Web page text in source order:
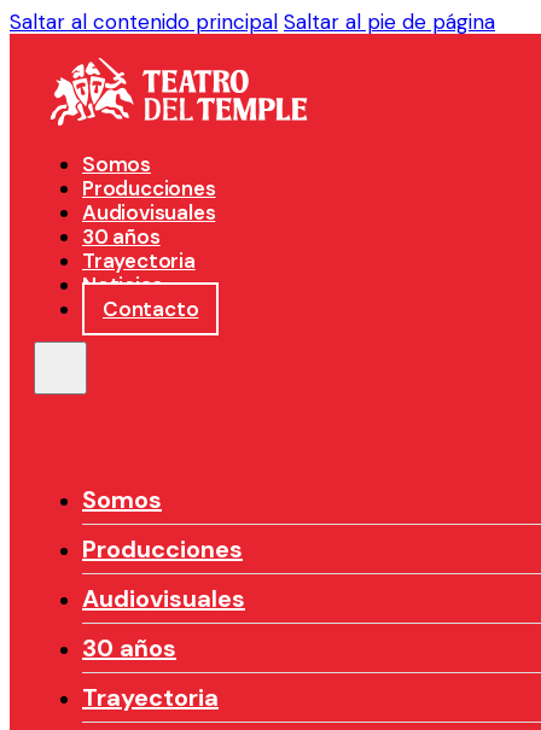
Saltar al contenido principal Saltar al pie de página
Somos
Producciones
Audiovisuales
30 años
Trayectoria
Noticias
Contacto
Somos
Producciones
Audiovisuales
30 años
Trayectoria